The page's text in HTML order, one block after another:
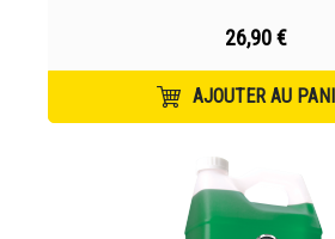
26,90 €
AJOUTER AU